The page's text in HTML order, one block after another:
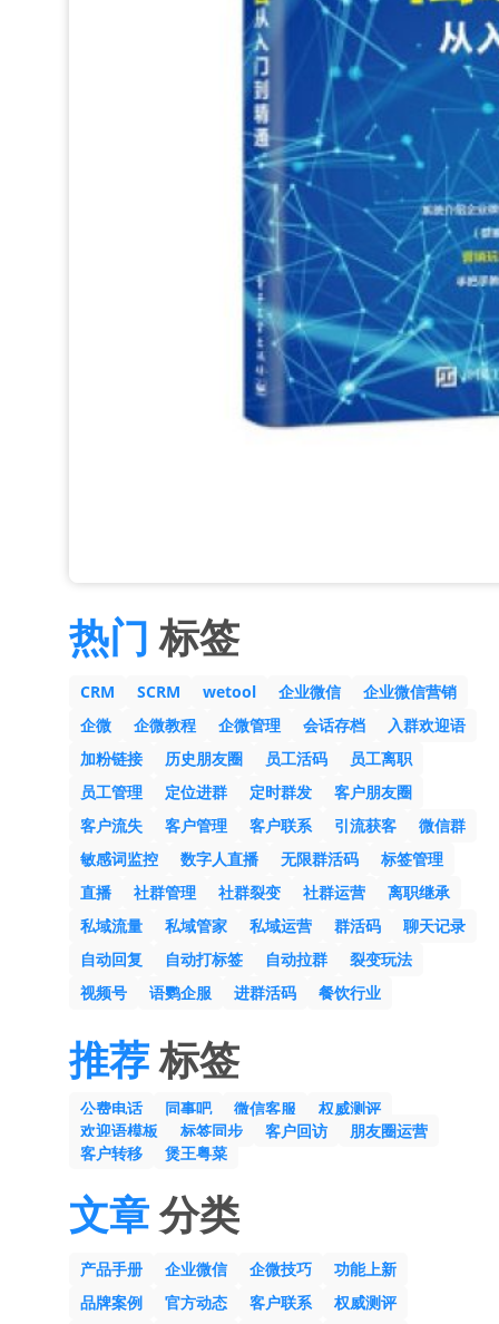
热门 标签
CRM SCRM wetool 企业微信
企业微信营销
企微
企微教程 企微管理 会话存档
入群欢迎语
加粉链接
历史朋友圈 员工活码
员工离职
员工管理
定位进群 定时群发
客户朋友圈
客户流失
客户管理 客户联系 引流获客
微信群
敏感词监控
数字人直播 无限群活码
标签管理
直播
社群管理 社群裂变 社群运营
离职继承
私域流量
私域管家 私域运营 群活码
聊天记录
自动回复
自动打标签 自动拉群
裂变玩法
视频号
语鹦企服 进群活码 餐饮行业
推荐标签
公费电话 同事吧 微信客服
权威测评
欢迎语模板
标签同步 客户回访
朋友圈运营
客户转移
煲王粤菜
文章分类
产品手册 企业微信 企微技巧
功能上新
品牌案例
官方动态 客户联系
权威测评